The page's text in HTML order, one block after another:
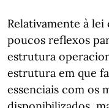
Relativamente à
poucos reflexos
estrutura
estrutura em que
essenciais com os